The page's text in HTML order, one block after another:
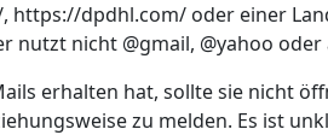
https://dpdhl.com/ oder einer
nutzt nicht @gmail, @yahoo
erhalten hat, sollte sie nicht
zu melden. Es ist